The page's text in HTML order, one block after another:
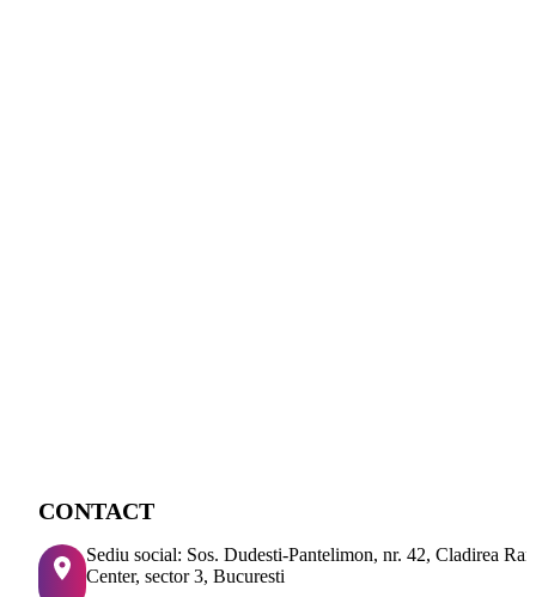
CONTACT
Sediu social: Sos. Dudesti-Pantelimon, nr. 42, Cladirea
Center, sector 3, Bucuresti